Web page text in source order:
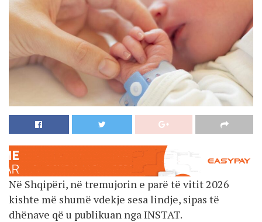
Në Shqipëri, në tremujorin e parë të vitit 2026
kishte më shumë vdekje sesa lindje, sipas të
dhënave që u publikuan nga INSTAT.